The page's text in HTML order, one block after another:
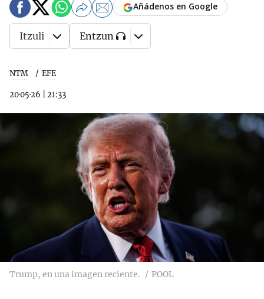
NTM EFE
20·05·26 21:33
Añádenos en Google
Itzuli Entzun
Trump, en una imagen reciente. POOL